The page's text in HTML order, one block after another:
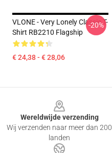
VLONE - Very Lonely Classic T-
Shirt RB2210 Flagship
€ 24,38 - € 28,06
-20%
Wereldwijde verzending
Wij verzenden naar meer dan 200
landen